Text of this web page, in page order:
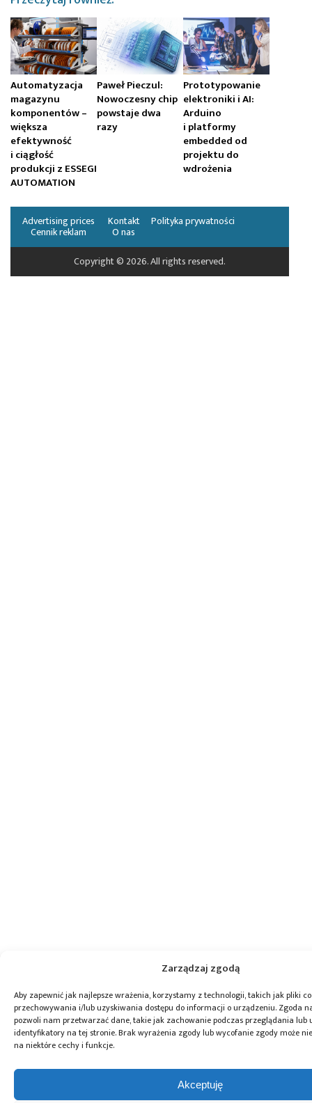
Zarządzaj zgodą
Aby zapewnić jak najlepsze wrażenia, korzystamy z technologii, takich jak pliki
przechowywania i/lub uzyskiwania dostępu do informacji o urządzeniu. Zgoda
pozwoli nam przetwarzać dane, takie jak zachowanie podczas przeglądania lub
identyfikatory na tej stronie. Brak wyrażenia zgody lub wycofanie zgody może
na niektóre cechy i funkcje.
Akceptuję
Automatyzacja
magazynu
komponentów –
większa
efektywność
i ciągłość
produkcji z ESSEGI
AUTOMATION
Paweł Pieczul:
Nowoczesny chip
powstaje dwa
razy
Prototypowanie
elektroniki i AI:
Arduino
i platformy
embedded od
projektu do
wdrożenia
Cennik reklam
Advertising prices Kontakt
O nas
Polityka prywatności
Copyright © 2026. All rights reserved.